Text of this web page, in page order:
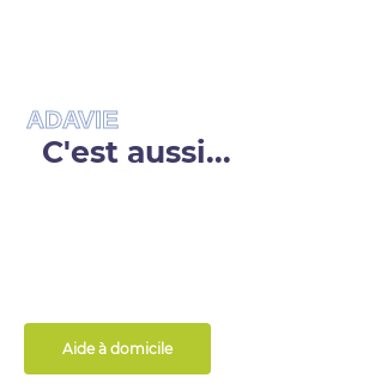
ADAVIE
C'est aussi...
Aide à domicile